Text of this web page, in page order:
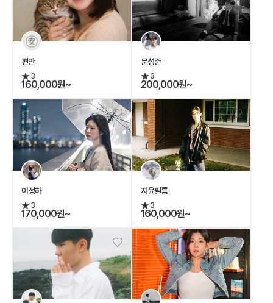
편안
3
160,000원~
문성준
3
200,000원~
이정하
3
170,000원~
지윤필름
3
160,000원~